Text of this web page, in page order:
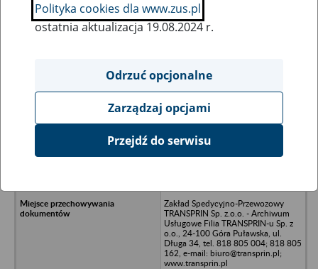
Ukryj wszystkie pozycje bazy
Spółdzielnia Rzemieślnicza Bartosz w
Zakład Spedycyjno-Przewozowy
TRANSPRIN Sp. z.o.o. - Archiwum
Usługowe Filia TRANSPRIN-u Sp. z
o.o., 24-100 Góra Puławska, ul.
Długa 34, tel. 818 805 004; 818 805
162, e-mail: biuro@transprin.pl;
www.transprin.pl
Polityka cookies dla www.zus.pl
ostatnia aktualizacja 19.08.2024 r.
Odrzuć opcjonalne
Zarządzaj opcjami
Przejdź do serwisu